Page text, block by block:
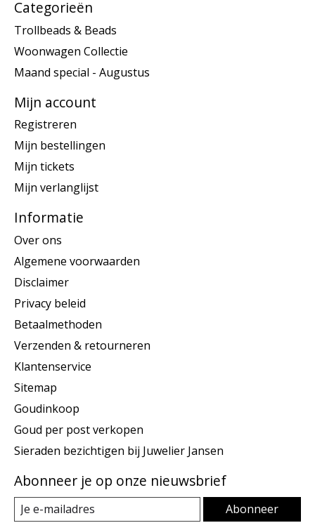
Categorieën
Trollbeads & Beads
Woonwagen Collectie
Maand special - Augustus
Mijn account
Registreren
Mijn bestellingen
Mijn tickets
Mijn verlanglijst
Informatie
Over ons
Algemene voorwaarden
Disclaimer
Privacy beleid
Betaalmethoden
Verzenden & retourneren
Klantenservice
Sitemap
Goudinkoop
Goud per post verkopen
Sieraden bezichtigen bij Juwelier Jansen
Abonneer je op onze nieuwsbrief
Abonneer